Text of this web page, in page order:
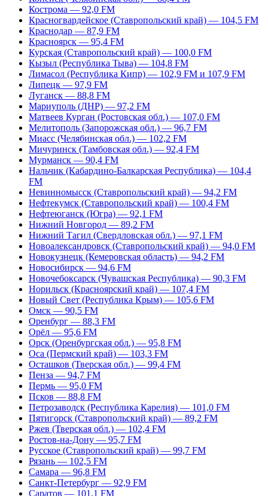
Кострома — 92,0 FM
Красногвардейское (Ставропольский край) — 104,5 FM
Краснодар — 87,9 FM
Красноярск — 95,4 FM
Курская (Ставропольский край) — 100,0 FM
Кызыл (Республика Тыва) — 104,8 FM
Лимасол (Республика Кипр) — 102,9 FM и 107,9 FM
Липецк — 97,9 FM
Луганск — 88,8 FM
Мариуполь (ДНР) — 97,2 FM
Матвеев Курган (Ростовская обл.) — 107,0 FM
Мелитополь (Запорожская обл.) — 96,7 FM
Миасс (Челябинская обл.) — 102,2 FM
Мичуринск (Тамбовская обл.) — 92,4 FM
Мурманск — 90,4 FM
Нальчик (Кабардино-Балкарская Республика) — 104,4
FM
Невинномысск (Ставропольский край) — 94,2 FM
Нефтекумск (Ставропольский край) — 100,4 FM
Нефтеюганск (Югра) — 92,1 FM
Нижний Новгород — 89,2 FM
Нижний Тагил (Свердловская обл.) — 97,1 FM
Новоалександровск (Ставропольский край) — 94,0 FM
Новокузнецк (Кемеровская область) — 94,2 FM
Новосибирск — 94,6 FM
Новочебоксарск (Чувашская Республика) — 90,3 FM
Норильск (Красноярский край) — 107,4 FM
Новый Свет (Республика Крым) — 105,6 FM
Омск — 90,5 FM
Оренбург — 88,3 FM
Орёл — 95,6 FM
Орск (Оренбургская обл.) — 95,8 FM
Оса (Пермский край) — 103,3 FM
Осташков (Тверская обл.) — 99,4 FM
Пенза — 94,7 FM
Пермь — 95,0 FM
Псков — 88,8 FM
Петрозаводск (Республика Карелия) — 101,0 FM
Пятигорск (Ставропольский край) — 89,2 FM
Ржев (Тверская обл.) — 102,4 FM
Ростов-на-Дону — 95,7 FM
Русское (Ставропольский край) — 99,7 FM
Рязань — 102,5 FM
Самара — 96,8 FM
Санкт-Петербург — 92,9 FM
Саратов — 101,1 FM